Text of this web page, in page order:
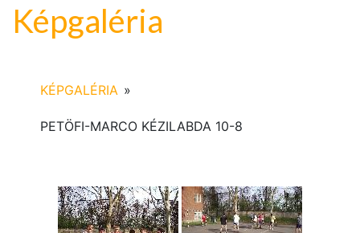
Képgaléria
KÉPGALÉRIA »
PETÖFI-MARCO KÉZILABDA 10-8